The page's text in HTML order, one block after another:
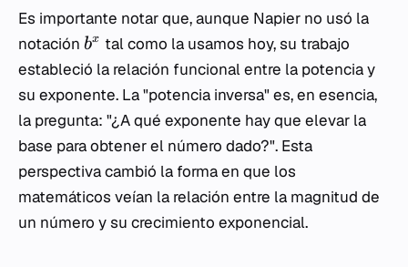
Es importante notar que, aunque Napier no usó la
notación bx tal como la usamos hoy, su trabajo
estableció la relación funcional entre la potencia y
su exponente. La "potencia inversa" es, en esencia,
la pregunta: "¿A qué exponente hay que elevar la
base para obtener el número dado?". Esta
perspectiva cambió la forma en que los
matemáticos veían la relación entre la magnitud de
un número y su crecimiento exponencial.